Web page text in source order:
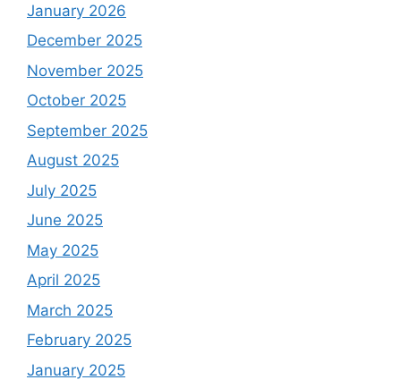
January 2026
December 2025
November 2025
October 2025
September 2025
August 2025
July 2025
June 2025
May 2025
April 2025
March 2025
February 2025
January 2025